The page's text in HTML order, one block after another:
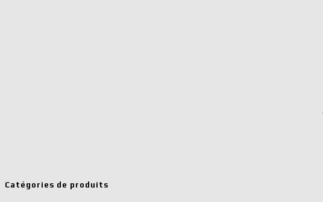
Catégories de produits